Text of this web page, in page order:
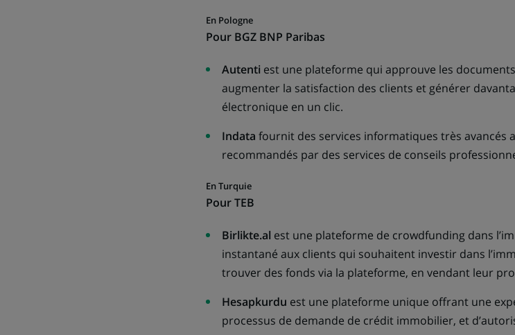
En Pologne
Pour BGZ BNP Paribas
Autenti est une plateforme qui approuve les
augmenter la satisfaction des clients et générer
électronique en un clic.
Indata fournit des services informatiques très avancés
recommandés par des services de conseils
En Turquie
Pour TEB
Birlikte.al est une plateforme de crowdfunding dans
instantané aux clients qui souhaitent investir dans
trouver des fonds via la plateforme, en vendant leur
Hesapkurdu est une plateforme unique offrant une
processus de demande de crédit immobilier, et